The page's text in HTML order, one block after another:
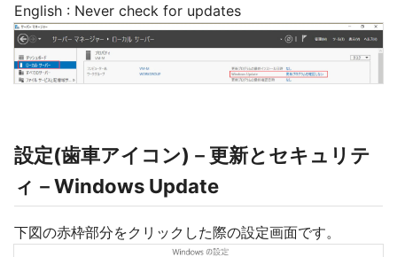
English : Never check for updates
設定(歯車アイコン)－更新とセキュリテ
ィ－Windows Update
下図の赤枠部分をクリックした際の設定画面です。